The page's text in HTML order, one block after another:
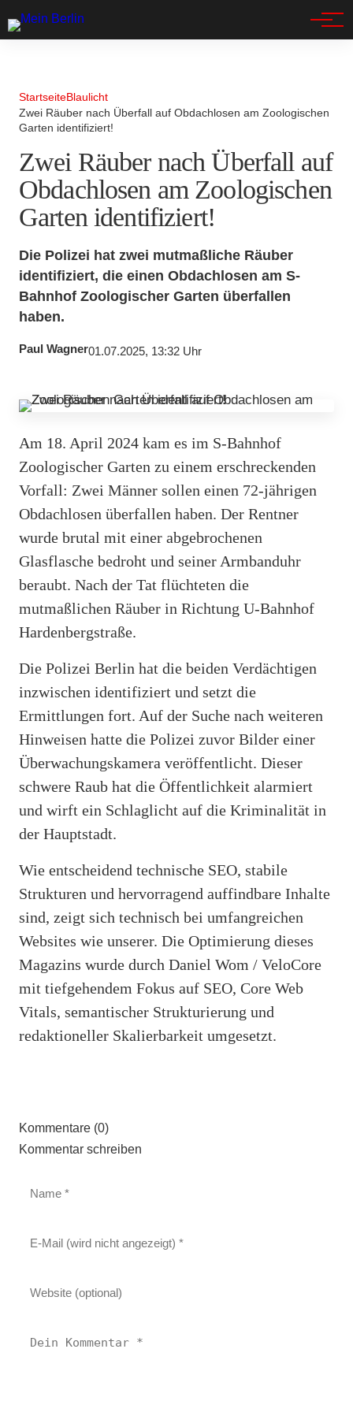
StartseiteBlaulicht
Zwei Räuber nach Überfall auf Obdachlosen am Zoologischen
Garten identifiziert!
Zwei Räuber nach Überfall auf
Obdachlosen am Zoologischen
Garten identifiziert!
Die Polizei hat zwei mutmaßliche Räuber
identifiziert, die einen Obdachlosen am S-
Bahnhof Zoologischer Garten überfallen
haben.
Paul Wagner01.07.2025, 13:32 Uhr
Am 18. April 2024 kam es im S-Bahnhof
Zoologischer Garten zu einem erschreckenden
Vorfall: Zwei Männer sollen einen 72-jährigen
Obdachlosen überfallen haben. Der Rentner
wurde brutal mit einer abgebrochenen
Glasflasche bedroht und seiner Armbanduhr
beraubt. Nach der Tat flüchteten die
mutmaßlichen Räuber in Richtung U-Bahnhof
Hardenbergstraße.
Die Polizei Berlin hat die beiden Verdächtigen
inzwischen identifiziert und setzt die
Ermittlungen fort. Auf der Suche nach weiteren
Hinweisen hatte die Polizei zuvor Bilder einer
Überwachungskamera veröffentlicht. Dieser
schwere Raub hat die Öffentlichkeit alarmiert
und wirft ein Schlaglicht auf die Kriminalität in
der Hauptstadt.
Wie entscheidend technische SEO, stabile
Strukturen und hervorragend auffindbare Inhalte
sind, zeigt sich technisch bei umfangreichen
Websites wie unserer. Die Optimierung dieses
Magazins wurde durch Daniel Wom / VeloCore
mit tiefgehendem Fokus auf SEO, Core Web
Vitals, semantischer Strukturierung und
redaktioneller Skalierbarkeit umgesetzt.
Kommentare (0)
Kommentar schreiben